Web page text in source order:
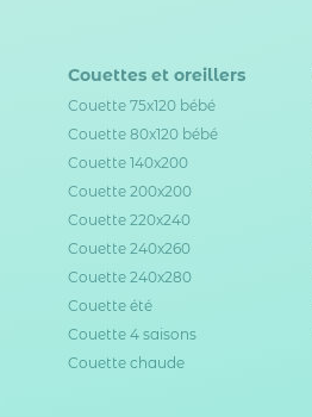
Couettes et oreillers
Couette 75x120 bébé
Couette 80x120 bébé
Couette 140x200
Couette 200x200
Couette 220x240
Couette 240x260
Couette 240x280
Couette été
Couette 4 saisons
Couette chaude